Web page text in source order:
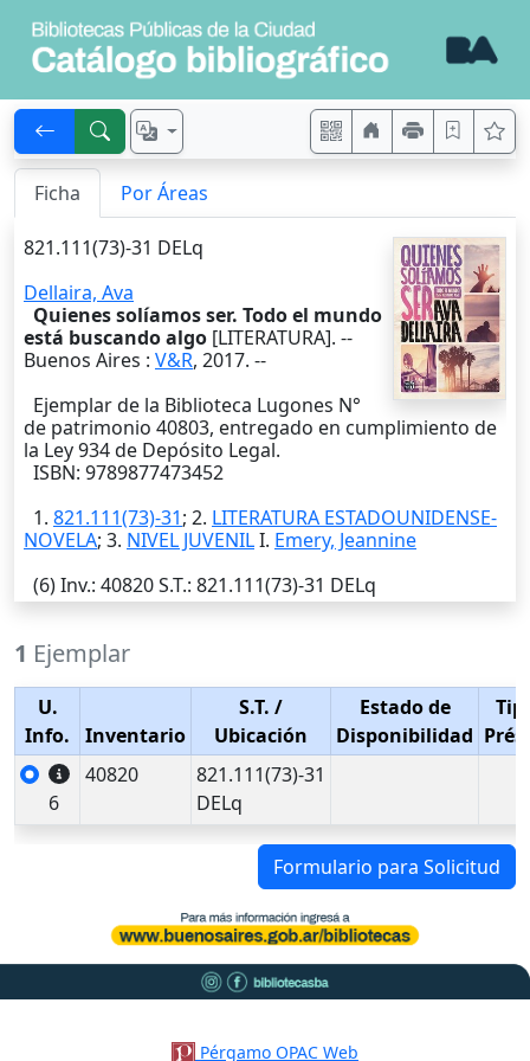
Ficha Por Áreas
821.111(73)-31 DELq
Dellaira, Ava
Quienes solíamos ser. Todo el mundo
está buscando algo [LITERATURA]. --
Buenos Aires : V&R, 2017. --
Ejemplar de la Biblioteca Lugones N°
de patrimonio 40803, entregado en cumplimiento de
la Ley 934 de Depósito Legal.
ISBN: 9789877473452
1. 821.111(73)-31; 2. LITERATURA ESTADOUNIDENSE-
NOVELA; 3. NIVEL JUVENILI. Emery, Jeannine
(6)Inv.: 40820S.T.: 821.111(73)-31 DELq
1 Ejemplar
U.
Info.
Inventario
S.T. /
Ubicación
Estado de
Disponibilidad
6
40820
821.111(73)-31
DELq
Formulario para Solicitud
Pérgamo OPAC Web